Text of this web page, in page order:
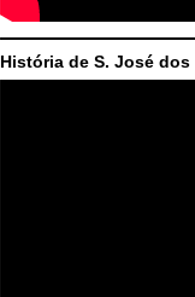
História de S. José dos